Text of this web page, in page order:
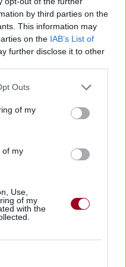
by third parties on the
This information may
on the IAB’s List of
further disclose it to other
Outs
of my
of my
Use,
of my
with the